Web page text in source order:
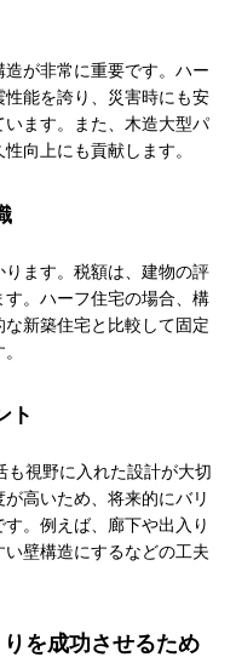
が非常に重要です。ハー
能を誇り、災害時にも安
ます。また、木造大型パ
向上にも貢献します。
ます。税額は、建物の評
。ハーフ住宅の場合、構
新築住宅と比較して固定
ト
視野に入れた設計が大切
高いため、将来的にバリ
。例えば、廊下や出入り
壁構造にするなどの工夫
りを成功させるため